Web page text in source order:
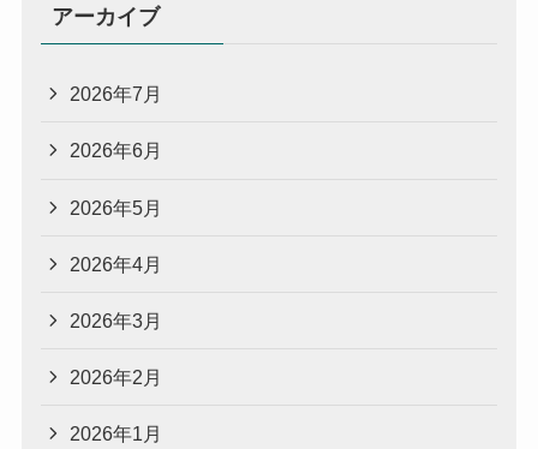
アーカイブ
2026年7月
2026年6月
2026年5月
2026年4月
2026年3月
2026年2月
2026年1月